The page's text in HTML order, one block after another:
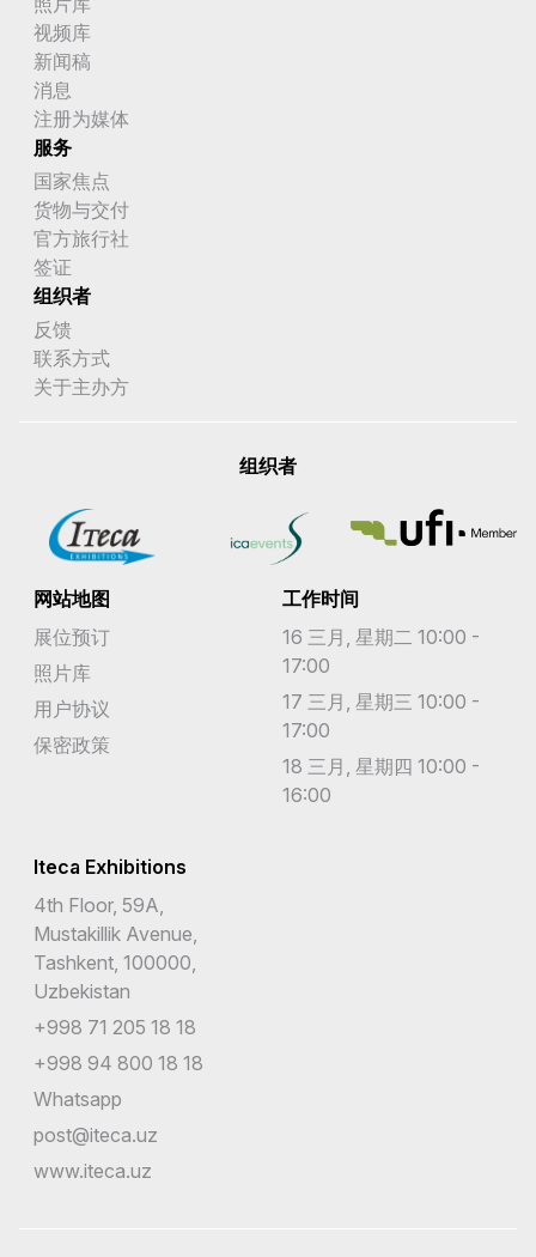
视频库
新闻稿
消息
注册为媒体
服务
国家焦点
货物与交付
官方旅行社
签证
组织者
反馈
联系方式
关于主办方
组织者
网站地图
展位预订
照片库
用户协议
保密政策
工作时间
16 三月, 星期二 10:00 -
17:00
17 三月, 星期三 10:00 -
17:00
18 三月, 星期四 10:00 -
16:00
Iteca Exhibitions
4th Floor, 59A,
Mustakillik Avenue,
Tashkent, 100000,
Uzbekistan
+998 71 205 18 18
+998 94 800 18 18
Whatsapp
post@iteca.uz
www.iteca.uz